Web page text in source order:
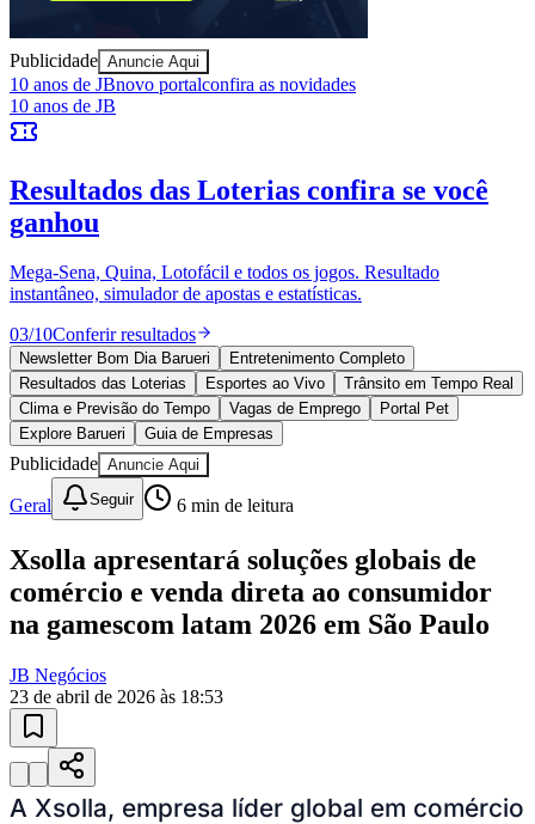
Ceará
Publicidade Anuncie Aqui
10 anos de JBnovo portalconfira as novidades
10 anos de JB
Esportes ao Vivo placares e tabelas
atualizadas
Paulistão, Brasileirão, Champions League e mais. Placar em tempo
real, classificação e notícias esportivas.